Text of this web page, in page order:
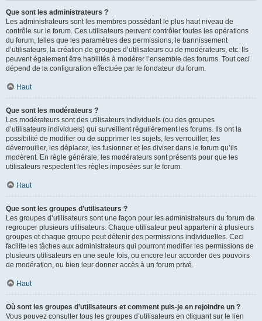
Que sont les administrateurs ?
Les administrateurs sont les membres possédant le plus haut niveau de
contrôle sur le forum. Ces utilisateurs peuvent contrôler toutes les opérations
du forum, telles que les paramètres des permissions, le bannissement
d’utilisateurs, la création de groupes d’utilisateurs ou de modérateurs, etc. Ils
peuvent également être habilités à modérer l’ensemble des forums. Tout ceci
dépend de la configuration effectuée par le fondateur du forum.
Haut
Que sont les modérateurs ?
Les modérateurs sont des utilisateurs individuels (ou des groupes
d’utilisateurs individuels) qui surveillent régulièrement les forums. Ils ont la
possibilité de modifier ou de supprimer les sujets, les verrouiller, les
déverrouiller, les déplacer, les fusionner et les diviser dans le forum qu’ils
modèrent. En règle générale, les modérateurs sont présents pour que les
utilisateurs respectent les règles imposées sur le forum.
Haut
Que sont les groupes d’utilisateurs ?
Les groupes d’utilisateurs sont une façon pour les administrateurs du forum de
regrouper plusieurs utilisateurs. Chaque utilisateur peut appartenir à plusieurs
groupes et chaque groupe peut détenir des permissions individuelles. Ceci
facilite les tâches aux administrateurs qui pourront modifier les permissions de
plusieurs utilisateurs en une seule fois, ou encore leur accorder des pouvoirs
de modération, ou bien leur donner accès à un forum privé.
Haut
Où sont les groupes d’utilisateurs et comment puis-je en rejoindre un ?
Vous pouvez consulter tous les groupes d’utilisateurs en cliquant sur le lien